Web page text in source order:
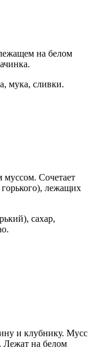
на белом
мука, сливки.
муссом. Сочетает
лежащих
сахар,
и клубнику. Мусс
Лежат на белом